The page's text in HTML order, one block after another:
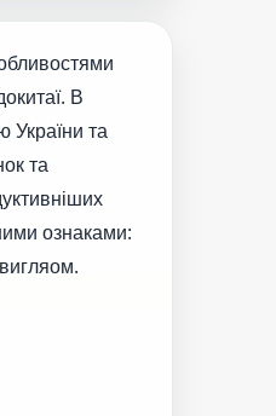
В
України та
та
ознаками: